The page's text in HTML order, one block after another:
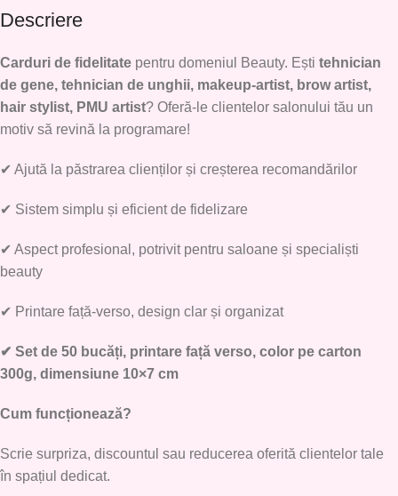
Descriere
Carduri de fidelitate pentru domeniul Beauty. Ești tehnician
de gene, tehnician de unghii, makeup-artist, brow artist,
hair stylist, PMU artist? Oferă-le clientelor salonului tău un
motiv să revină la programare!
✔ Ajută la păstrarea clienților și creșterea recomandărilor
✔ Sistem simplu și eficient de fidelizare
✔ Aspect profesional, potrivit pentru saloane și specialiști
beauty
✔ Printare față-verso, design clar și organizat
✔ Set de 50 bucăți, printare față verso, color pe carton
300g, dimensiune 10×7 cm
Cum funcționează?
Scrie surpriza, discountul sau reducerea oferită clientelor tale
în spațiul dedicat.